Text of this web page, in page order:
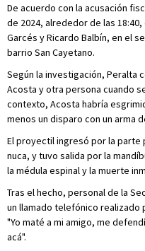
De acuerdo con la acusación
de 2024, alrededor de las
Garcés y Ricardo Balbín, en el
barrio San Cayetano.
Según la investigación, Peralta
Acosta y otra persona cuando
contexto, Acosta habría
menos un disparo con un arma
El proyectil ingresó por la parte
nuca, y tuvo salida por la
la médula espinal y la muerte
Tras el hecho, personal de la
un llamado telefónico realizado
"Yo maté a mi amigo, me
acá".